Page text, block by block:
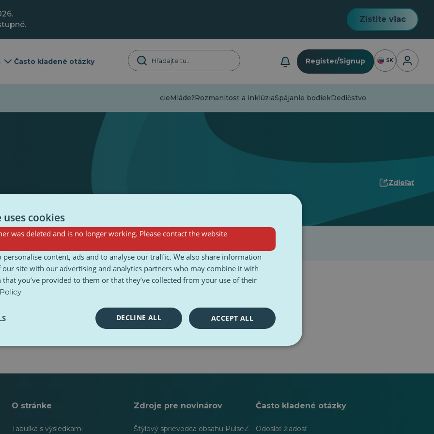
Zistite viac
Často kladené otázky Register/Signup SK
DezinformácieMládežRozmanitosť a inklúziaSpájanie bodiekDedičstvo
Zdieľať
O stránke
Tabuľka s výsledkami
Zdroje pre novinárov
Štýlový sprievodca obsahu PulseZ
Často kladené otázky
Odoslať žiadosť
cookies
was deleted and is no longer working. Please contact the website
personalise content, ads and to analyse our traffic. We also share information
site with our advertising and analytics partners who may combine it with
you’ve provided to them or that they’ve collected from your use of their
ACCEPT ALL
DECLINE ALL